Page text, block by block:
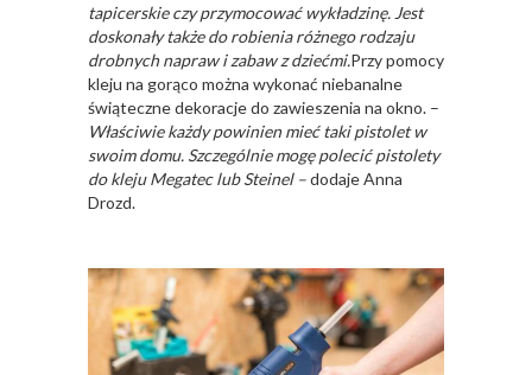
tapicerskie czy przymocować wykładzinę. Jest
doskonały także do robienia różnego rodzaju
drobnych napraw i zabaw z dziećmi.Przy pomocy
kleju na gorąco można wykonać niebanalne
świąteczne dekoracje do zawieszenia na okno. –
Właściwie każdy powinien mieć taki pistolet w
swoim domu. Szczególnie mogę polecić pistolety
do kleju Megatec lub Steinel –dodaje Anna
Drozd.